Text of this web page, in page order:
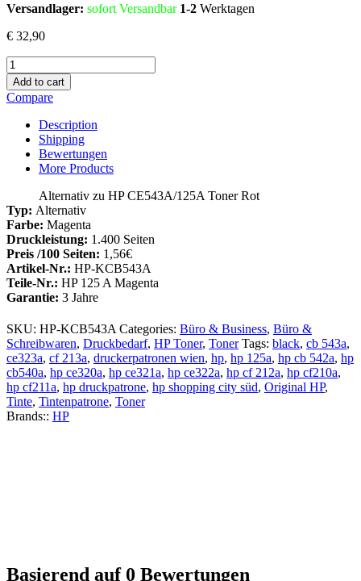
Versandlager: sofort Versandbar 1-2 Werktagen
€ 32,90
Alternativ
Zu
HP
CB543A
125A
Toner
Magenta
Menge
Add to cart
Compare
Description
Shipping
Bewertungen
More Products
Alternativ zu HP CE543A/125A Toner Rot
Typ: Alternativ
Farbe: Magenta
Druckleistung: 1.400 Seiten
Preis /100 Seiten: 1,56€
Artikel-Nr.: HP-KCB543A
Teile-Nr.: HP 125 A Magenta
Garantie: 3 Jahre
SKU: HP-KCB543A Categories: Büro & Business, Büro &
Schreibwaren, Druckbedarf, HP Toner, Toner Tags: black, cb 543a,
ce323a, cf 213a, druckerpatronen wien, hp, hp 125a, hp cb 542a, hp
cb540a, hp ce320a, hp ce321a, hp ce322a, hp cf 212a, hp cf210a,
hp cf211a, hp druckpatrone, hp shopping city süd, Original HP,
Tinte, Tintenpatrone, Toner
Brands:: HP
Basierend auf 0 Bewertungen